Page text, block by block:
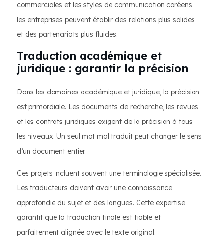
commerciales et les styles de communication coréens,
les entreprises peuvent établir des relations plus solides
et des partenariats plus fluides.
Traduction académique et
juridique : garantir la précision
Dans les domaines académique et juridique, la précision
est primordiale. Les documents de recherche, les revues
et les contrats juridiques exigent de la précision à tous
les niveaux. Un seul mot mal traduit peut changer le sens
d’un document entier.
Ces projets incluent souvent une terminologie spécialisée.
Les traducteurs doivent avoir une connaissance
approfondie du sujet et des langues. Cette expertise
garantit que la traduction finale est fiable et
parfaitement alignée avec le texte original.